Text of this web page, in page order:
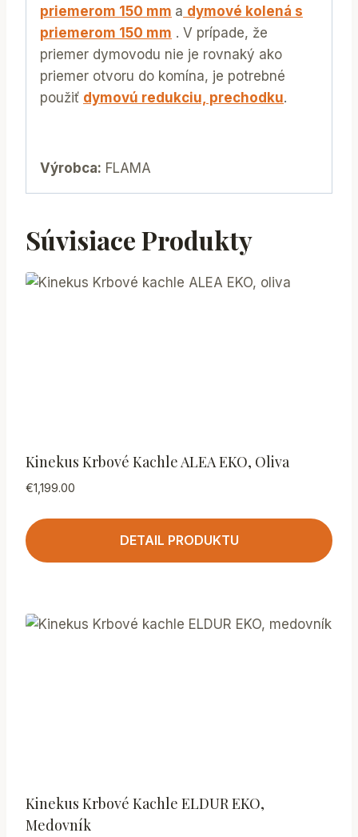
priemerom 150 mm a dymové kolená s
priemerom 150 mm . V prípade, že
priemer dymovodu nie je rovnaký ako
priemer otvoru do komína, je potrebné
použiť dymovú redukciu, prechodku.
Výrobca: FLAMA
Súvisiace Produkty
Kinekus Krbové Kachle ALEA EKO, Oliva
€1,199.00
DETAIL PRODUKTU
Kinekus Krbové Kachle ELDUR EKO,
Medovník